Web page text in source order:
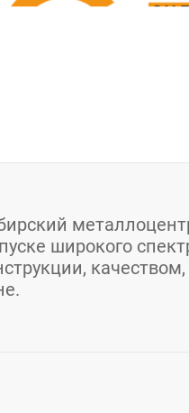
широкого